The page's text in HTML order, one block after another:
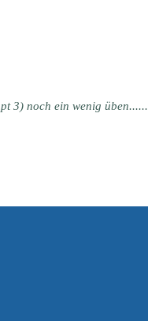
3) noch ein wenig üben......